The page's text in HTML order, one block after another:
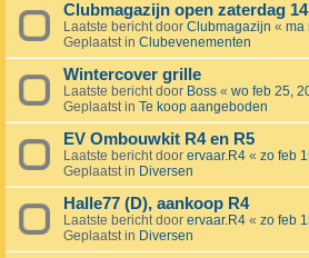
Clubmagazijn open zaterdag
Laatste bericht door Clubmagazijn « ma
Geplaatst in Clubevenementen
Wintercover grille
Laatste bericht door Boss « wo feb 25,
Geplaatst in Te koop aangeboden
EV Ombouwkit R4 en R5
Laatste bericht door ervaar.R4 « zo feb
Geplaatst in Diversen
Halle77 (D), aankoop R4
Laatste bericht door ervaar.R4 « zo feb
Geplaatst in Diversen